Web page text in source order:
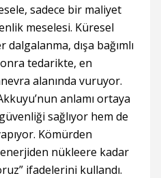
sadece bir maliyet
meselesi. Küresel
dışa bağımlı
tedarikte, en
alanında vuruyor.
anlamı ortaya
sağlıyor hem de
Kömürden
nükleere kadar
ifadelerini kullandı.